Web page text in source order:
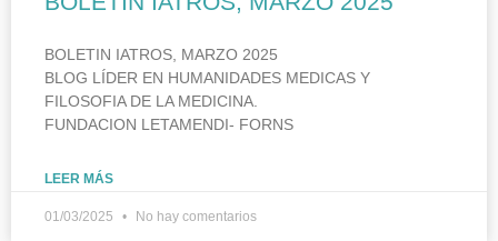
BOLETIN IATROS, MARZO 2025
BLOG LÍDER EN HUMANIDADES MEDICAS Y
FILOSOFIA DE LA MEDICINA.
FUNDACION LETAMENDI- FORNS
LEER MÁS
01/03/2025 No hay comentarios